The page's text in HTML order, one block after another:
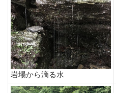
岩場から滴る水